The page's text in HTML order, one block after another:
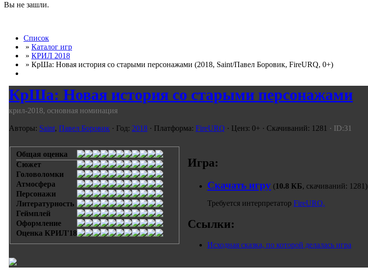
Вы не зашли.
Список
» Каталог игр
» КРИЛ 2018
» КрШа: Новая история со старыми персонажами (2018, Saint/Павел Боровик, FireURQ, 0+)
КрШа: Новая история со старыми персонажами
крил-2018, основная номинация
Авторы: Saint, Павел Боровик · Год: 2018 · Платформа: FireURQ · Ценз: 0+ · Скачиваний: 1281 · ID:31
Общая оценка
Сюжет
Головоломки
Атмосфера
Персонажи
Литературность
Геймплей
Оформление
Оценка КРИЛ'18
Игра:
Скачать игру (10.8 КБ, скачиваний: 1281)
Требуется интерпретатор FireURQ.
Ссылки:
Исходная сказка, по которой делалась игра